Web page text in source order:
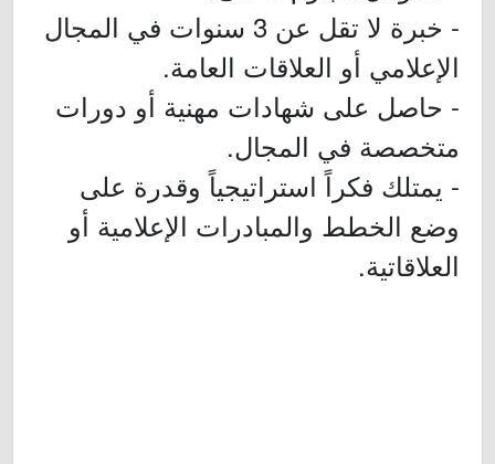
- خبرة لا تقل عن 3 سنوات في المجال
الإعلامي أو العلاقات العامة.
- حاصل على شهادات مهنية أو دورات
متخصصة في المجال.
- يمتلك فكراً استراتيجياً وقدرة على
وضع الخطط والمبادرات الإعلامية أو
العلاقاتية.